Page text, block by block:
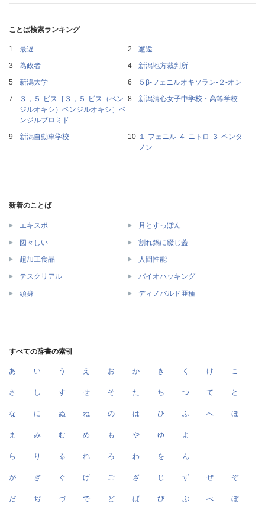
ことば検索ランキング
最遅
邂逅
為政者
新潟地方裁判所
新潟大学
５β‐フェニルオキソラン‐２‐オン
３，５‐ビス［３，５‐ビス（ベン
ジルオキシ）ベンジルオキシ］ベ
ンジルブロミド
新潟清心女子中学校・高等学校
新潟自動車学校
１‐フェニル‐４‐ニトロ‐３‐ペンタ
ノン
新着のことば
エキスポ 月とすっぽん
図々しい 割れ鍋に綴じ蓋
超加工食品 人間性能
テスクリアル バイオハッキング
頭身 ディノバルド亜種
すべての辞書の索引
あ い う え お か き く け こ
さ し す せ そ た ち つ て と
な に ぬ ね の は ひ ふ へ ほ
ま み む め も や ゆ よ
ら り る れ ろ わ を ん
が ぎ ぐ げ ご ざ じ ず ぜ ぞ
だ ぢ づ で ど ば び ぶ べ ぼ